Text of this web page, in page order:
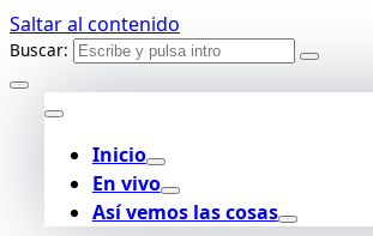
Saltar al contenido
Buscar:
Inicio
En vivo
Así vemos las cosas